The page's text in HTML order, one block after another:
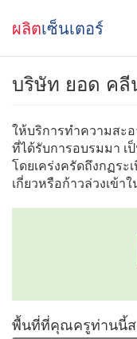
ผลิตเซ็นเตอร์
บริษัท ยอด คลี
ให้บริการทำความสะ
ที่ได้รับการอบรมมา เ
โดยเคร่งครัดถึงกฏระ
เกี่ยวหรือก้าวล่วงเข้
พื้นที่ที่คุณครูท่านนี้ส